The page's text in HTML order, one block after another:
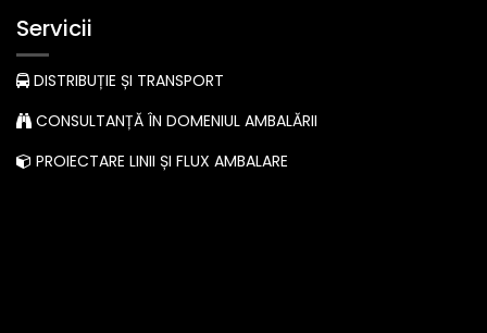
Servicii
DISTRIBUȚIE ȘI TRANSPORT
CONSULTANȚĂ ÎN DOMENIUL AMBALĂRII
PROIECTARE LINII ȘI FLUX AMBALARE